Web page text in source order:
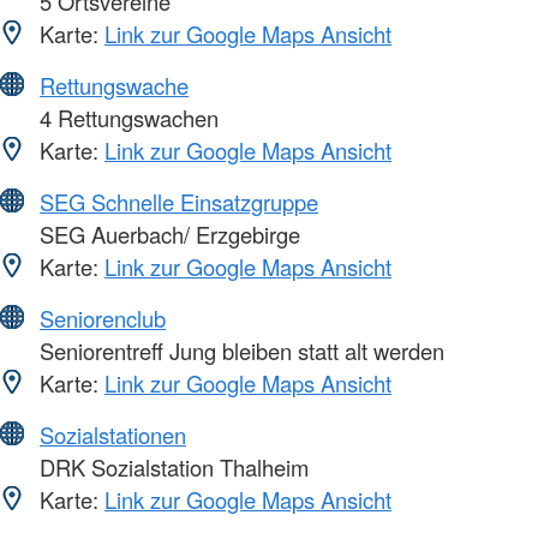
Karte: Link zur Google Maps Ansicht
Rettungswache
4 Rettungswachen
Karte: Link zur Google Maps Ansicht
SEG Schnelle Einsatzgruppe
SEG Auerbach/ Erzgebirge
Karte: Link zur Google Maps Ansicht
Seniorenclub
Seniorentreff Jung bleiben statt alt werden
Karte: Link zur Google Maps Ansicht
Sozialstationen
DRK Sozialstation Thalheim
Karte: Link zur Google Maps Ansicht